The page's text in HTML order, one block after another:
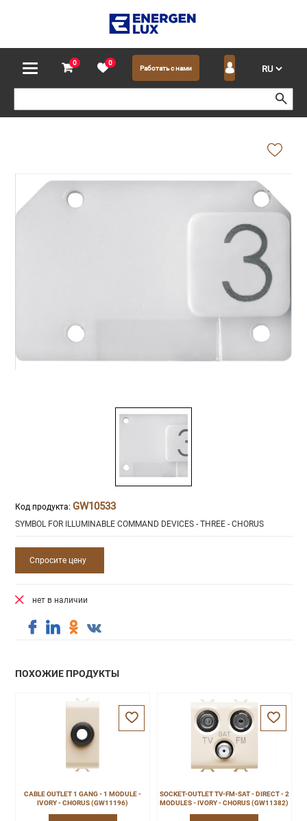
0 0
Работать с нами
Код продукта: GW10533
SYMBOL FOR ILLUMINABLE COMMAND DEVICES - THREE - CHORUS
Спросите цену
нет в наличии
ПОХОЖИЕ ПРОДУКТЫ
CABLE OUTLET 1 GANG - 1 MODULE -
IVORY - CHORUS (GW11196)
SOCKET-OUTLET TV-FM-SAT - DIRECT - 2
MODULES - IVORY - CHORUS (GW11382)